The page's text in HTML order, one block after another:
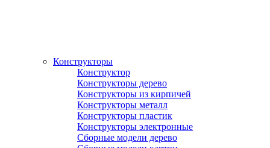
Конструкторы
Конструктор
Конструкторы дерево
Конструкторы из кирпичей
Конструкторы металл
Конструкторы пластик
Конструкторы электронные
Сборные модели дерево